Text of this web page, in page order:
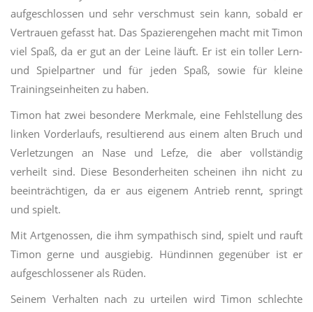
aufgeschlossen und sehr verschmust sein kann, sobald er
Vertrauen gefasst hat. Das Spazierengehen macht mit Timon
viel Spaß, da er gut an der Leine läuft. Er ist ein toller Lern-
und Spielpartner und für jeden Spaß, sowie für kleine
Trainingseinheiten zu haben.
Timon hat zwei besondere Merkmale, eine Fehlstellung des
linken Vorderlaufs, resultierend aus einem alten Bruch und
Verletzungen an Nase und Lefze, die aber vollständig
verheilt sind. Diese Besonderheiten scheinen ihn nicht zu
beeinträchtigen, da er aus eigenem Antrieb rennt, springt
und spielt.
Mit Artgenossen, die ihm sympathisch sind, spielt und rauft
Timon gerne und ausgiebig. Hündinnen gegenüber ist er
aufgeschlossener als Rüden.
Seinem Verhalten nach zu urteilen wird Timon schlechte